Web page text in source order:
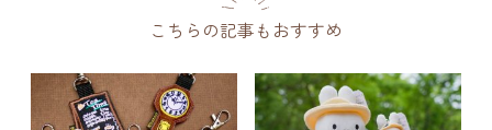
こちらの記事もおすすめ